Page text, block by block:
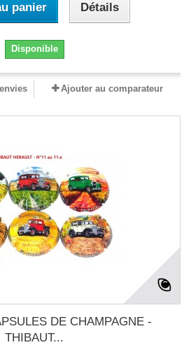
panier Détails
Disponible
Ajouter au comparateur
DE CHAMPAGNE -
THIBAUT...